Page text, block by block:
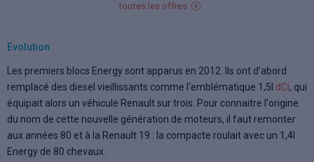
toutes les offres
Evolution
Les premiers blocs Energy sont apparus en 2012. Ils ont d'abord
remplacé des diesel vieillissants comme l'emblématique 1,5l dCi, qui
équipait alors un véhicule Renault sur trois. Pour connaitre l'origine
du nom de cette nouvelle génération de moteurs, il faut remonter
aux années 80 et à la Renault 19 : la compacte roulait avec un 1,4l
Energy de 80 chevaux.